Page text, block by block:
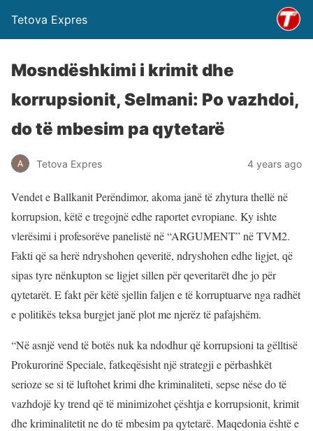
Tetova Expres
Mosndëshkimi i krimit dhe
korrupsionit, Selmani: Po vazhdoi,
do të mbesim pa qytetarë
Tetova Expres 4 years ago
Vendet e Ballkanit Perëndimor, akoma janë të zhytura thellë në
korrupsion, këtë e tregojnë edhe raportet evropiane. Ky ishte
vlerësimi i profesorëve panelistë në “ARGUMENT” në TVM2.
Fakti që sa herë ndryshohen qeveritë, ndryshohen edhe ligjet, që
sipas tyre nënkupton se ligjet sillen për qeveritarët dhe jo për
qytetarët. E fakt për këtë sjellin faljen e të korruptuarve nga radhët
e politikës teksa burgjet janë plot me njerëz të pafajshëm.
“Në asnjë vend të botës nuk ka ndodhur që korrupsioni ta gëlltisë
Prokurorinë Speciale, fatkeqësisht një strategji e përbashkët
serioze se si të luftohet krimi dhe kriminaliteti, sepse nëse do të
vazhdojë ky trend që të minimizohet çështja e korrupsionit, krimit
dhe kriminalitetit ne do të mbesim pa qytetarë. Maqedonia është e